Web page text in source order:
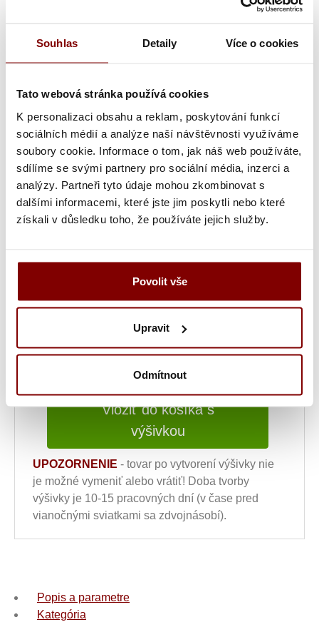
Souhlas Detaily Více o cookies
Tato webová stránka používá cookies
K personalizaci obsahu a reklam, poskytování funkcí
sociálních médií a analýze naší návštěvnosti využíváme
soubory cookie. Informace o tom, jak náš web používáte,
sdílíme se svými partnery pro sociální média, inzerci a
analýzy. Partneři tyto údaje mohou zkombinovat s
dalšími informacemi, které jste jim poskytli nebo které
získali v důsledku toho, že používáte jejich služby.
Povolit vše
Upravit
Odmítnout
Grafická úprava loga a vyšití + 29.59€
Vyšitie loga + 5.10€
Vyšití textu + 5.10€
Grafická úprava a vyšitie (logo + text) + 34.69€
10.20€
Ukážka textu:
13,88€ ks
Vložiť do košíka s
výšivkou
UPOZORNENIE - tovar po vytvorení výšivky nie
je možné vymeniť alebo vrátiť! Doba tvorby
výšivky je 10-15 pracovných dní (v čase pred
vianočnými sviatkami sa zdvojnásobí).
Popis a parametre
Kategória